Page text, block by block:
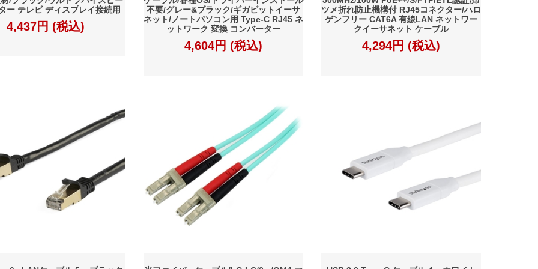
ー テレビ ディスプレイ接続用
4,437円 (税込)
不要/グレー&ブラック/ギガビットイーサ
ネット/ノートパソコン用 Type-C RJ45 ネ
ットワーク 変換 コンバーター
4,604円 (税込)
ツメ折れ防止機構付 RJ45コネクター/ハロ
ゲンフリー CAT6A 有線LAN ネットワー
クイーサネット ケーブル
4,294円 (税込)